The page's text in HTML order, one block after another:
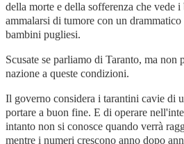
della morte e della sofferenza che vede
ammalarsi di tumore con un
bambini pugliesi.
Scusate se parliamo di Taranto, ma non
nazione a queste condizioni.
Il governo considera i tarantini cavie di
portare a buon fine. E di operare
intanto non si conosce quando verrà
mentre i numeri crescono anno dopo